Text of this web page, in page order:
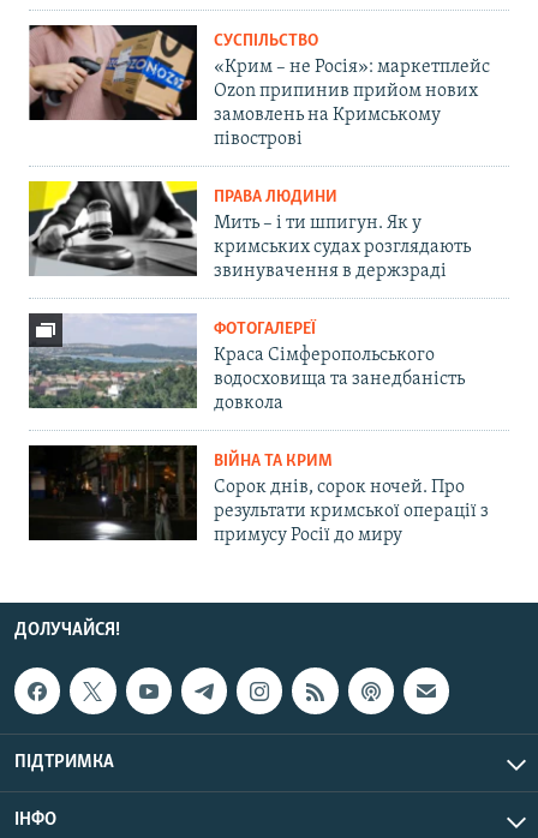
СУСПІЛЬСТВО
«Крим – не Росія»: маркетплейс
Ozon припинив прийом нових
замовлень на Кримському
півострові
ПРАВА ЛЮДИНИ
Мить – і ти шпигун. Як у
кримських судах розглядають
звинувачення в держзраді
ФОТОГАЛЕРЕЇ
Краса Сімферопольського
водосховища та занедбаність
довкола
ВІЙНА ТА КРИМ
Сорок днів, сорок ночей. Про
результати кримської операції з
примусу Росії до миру
ДОЛУЧАЙСЯ!
ПІДТРИМКА
ІНФО